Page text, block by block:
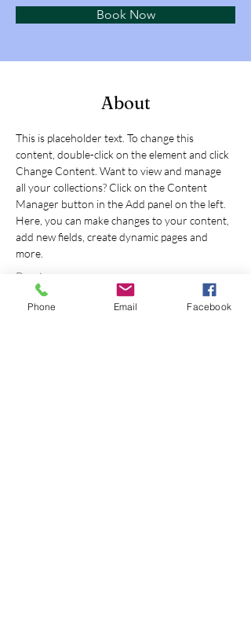
Book Now
About
This is placeholder text. To change this
content, double-click on the element and click
Change Content. Want to view and manage
all your collections? Click on the Content
Manager button in the Add panel on the left.
Here, you can make changes to your content,
add new fields, create dynamic pages and
more.
Previous
Phone Email Facebook